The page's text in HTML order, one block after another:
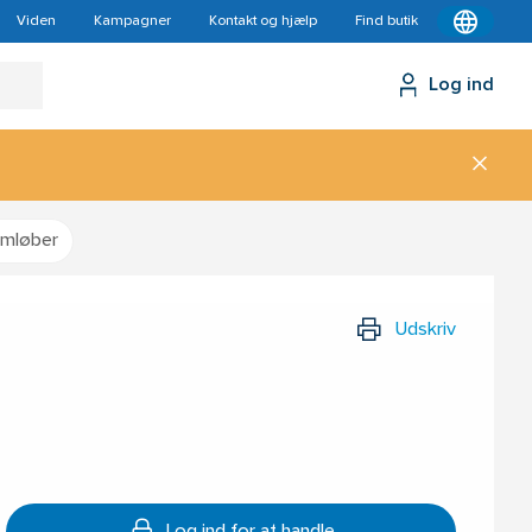
Viden Kampagner Kontakt og hjælp Find butik
Log ind
Udskriv